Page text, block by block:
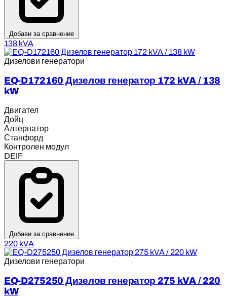
Добави за сравнение
138 kVA
Дизелови генератори
EQ-D172160 Дизелов генератор 172 kVA / 138
kW
Двигател
Дойц
Алтернатор
Станфорд
Контролен модул
DEIF
Добави за сравнение
220 kVA
Дизелови генератори
EQ-D275250 Дизелов генератор 275 kVA / 220
kW